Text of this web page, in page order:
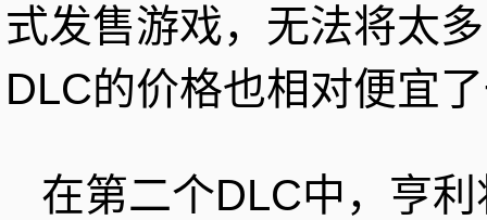
式发售游戏，无法将太
DLC的价格也相对便宜
在第二个DLC中，亨